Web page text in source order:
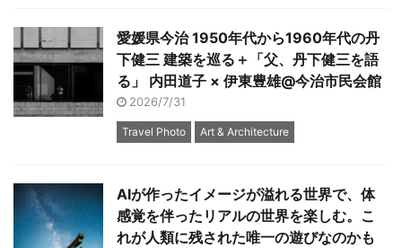
愛媛県今治 1950年代から1960年代の丹
下健三 建築を巡る＋「父、丹下健三を語
る」 内田道子 × 伊東豊雄@今治市民会館
2026/7/31
Travel Photo Art & Architecture
AIが作ったイメージが溢れる世界で、体
感覚を伴ったリアルの世界を楽しむ。こ
れが人類に残された唯一の遊びなのかも